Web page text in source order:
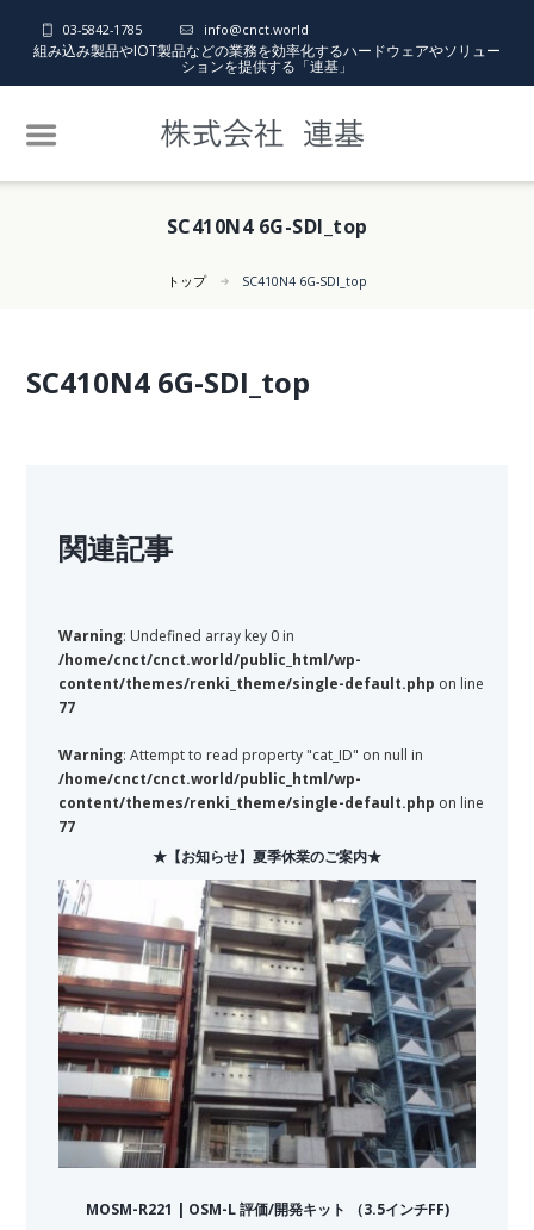
03-5842-1785 info@cnct.world
組み込み製品やIOT製品などの業務を効率化するハードウェアやソリュー
ションを提供する「連基」
SC410N4 6G-SDI_top
トップ SC410N4 6G-SDI_top
SC410N4 6G-SDI_top
関連記事
Warning: Undefined array key 0 in
/home/cnct/cnct.world/public_html/wp-
content/themes/renki_theme/single-default.php on line
77
Warning: Attempt to read property "cat_ID" on null in
/home/cnct/cnct.world/public_html/wp-
content/themes/renki_theme/single-default.php on line
77
★【お知らせ】夏季休業のご案内★
MOSM-R221 | OSM-L 評価/開発キット （3.5インチFF)